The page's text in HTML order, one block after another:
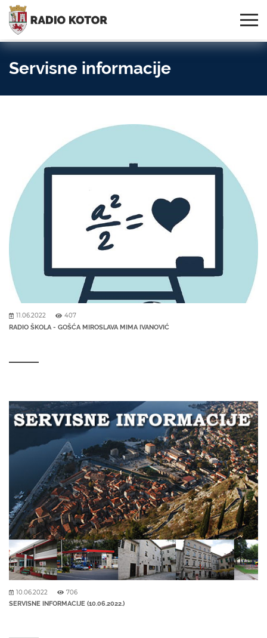
S PONOSOM NOSIMO IME
SVOG GRADA!
Servisne informacije
11.06.2022 407
RADIO ŠKOLA - GOŠĆA MIROSLAVA MIMA IVANOVIĆ
10.06.2022 706
SERVISNE INFORMACIJE (10.06.2022.)